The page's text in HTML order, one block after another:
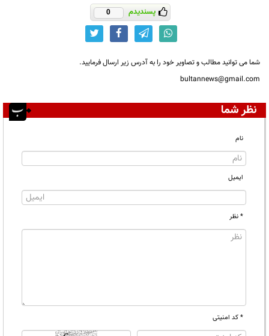
پسندیدم 0
شما می توانید مطالب و تصاویر خود را به آدرس زیر ارسال فرمایید.
bultannews@gmail.com
نظر شما
نام
ایمیل
* نظر
* کد امنیتی